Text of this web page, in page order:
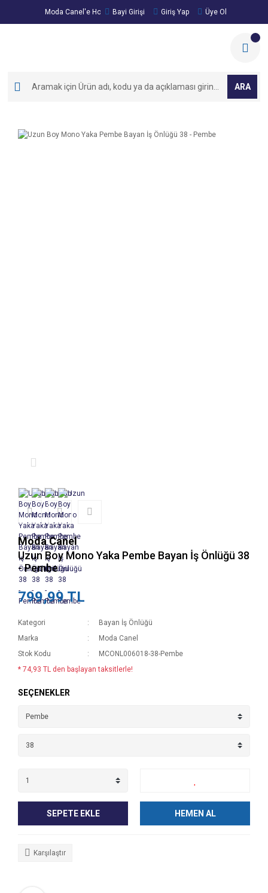
Moda Canel'e Hoşgeldiniz!
Bayi Girişi Giriş Yap Üye Ol
ARA
Moda Canel
Uzun Boy Mono Yaka Pembe Bayan İş Önlüğü 38
- Pembe
799,99 TL
Kategori
Bayan İş Önlüğü
Marka
Moda Canel
Stok Kodu
MCONL006018-38-Pembe
* 74,93 TL den başlayan taksitlerle!
SEÇENEKLER
SEPETE EKLE HEMEN AL
Karşılaştır